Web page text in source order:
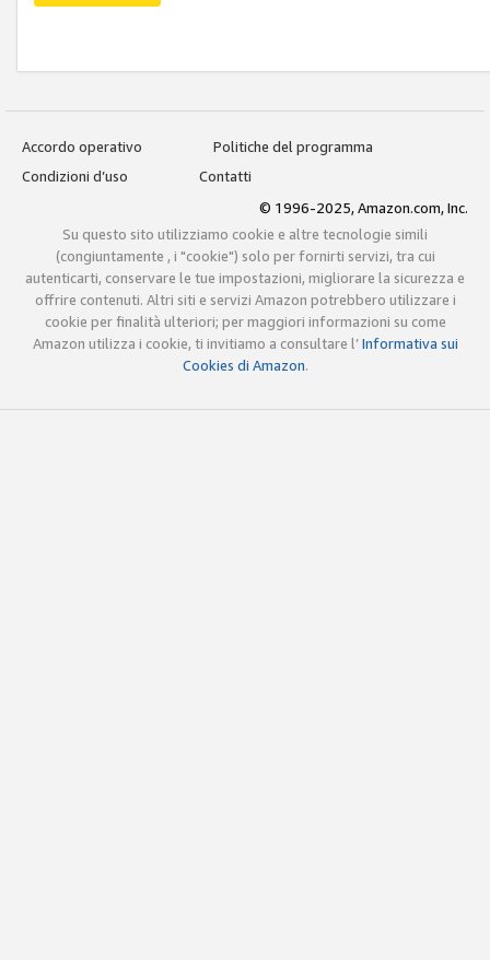
Accordo operativo
Politiche del programma
Condizioni d’uso
Contatti
© 1996-2025, Amazon.com, Inc.
Su questo sito utilizziamo cookie e altre tecnologie simili
(congiuntamente , i "cookie") solo per fornirti servizi, tra cui
autenticarti, conservare le tue impostazioni, migliorare la sicurezza e
offrire contenuti. Altri siti e servizi Amazon potrebbero utilizzare i
cookie per finalità ulteriori; per maggiori informazioni su come
Amazon utilizza i cookie, ti invitiamo a consultare l’Informativa sui
Cookies di Amazon.